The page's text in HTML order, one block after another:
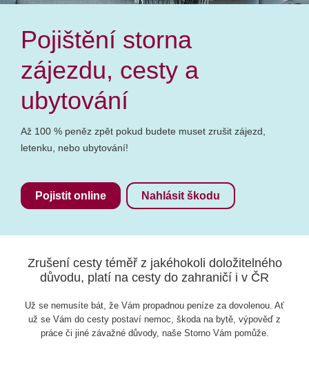
Pojištění storna
zájezdu, cesty a
ubytování
Až 100 % peněz zpět pokud budete muset zrušit zájezd,
letenku, nebo ubytování!
Pojistit online Nahlásit škodu
Zrušení cesty téměř z jakéhokoli doložitelného
důvodu, platí na cesty do zahraničí i v ČR
Už se nemusíte bát, že Vám propadnou peníze za dovolenou. Ať
už se Vám do cesty postaví nemoc, škoda na bytě, výpověď z
práce či jiné závažné důvody, naše Storno Vám pomůže.